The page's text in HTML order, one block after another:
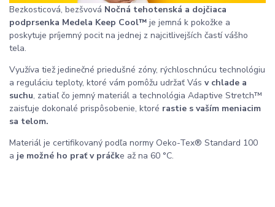
Bezkosticová, bezšvová Nočná tehotenská a dojčiaca
podprsenka Medela Keep Cool™ je jemná k pokožke a
poskytuje príjemný pocit na jednej z najcitlivejších častí vášho
tela.
Využíva tiež jedinečné priedušné zóny, rýchloschnúcu technológiu
a reguláciu teploty, ktoré vám pomôžu udržať Vás v chlade a
suchu, zatiaľ čo jemný materiál a technológia Adaptive Stretch™
zaisťuje dokonalé prispôsobenie, ktoré rastie s vaším meniacim
sa telom.
Materiál je certifikovaný podľa normy Oeko-Tex® Standard 100
a je možné ho prať v práčke až na 60 °C.